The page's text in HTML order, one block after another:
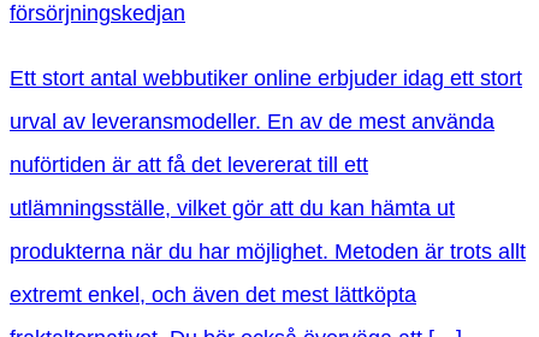
försörjningskedjan
Ett stort antal webbutiker online erbjuder idag ett stort
urval av leveransmodeller. En av de mest använda
nuförtiden är att få det levererat till ett
utlämningsställe, vilket gör att du kan hämta ut
produkterna när du har möjlighet. Metoden är trots allt
extremt enkel, och även det mest lättköpta